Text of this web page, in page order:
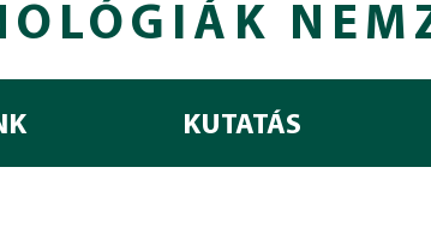
KUTATÁS